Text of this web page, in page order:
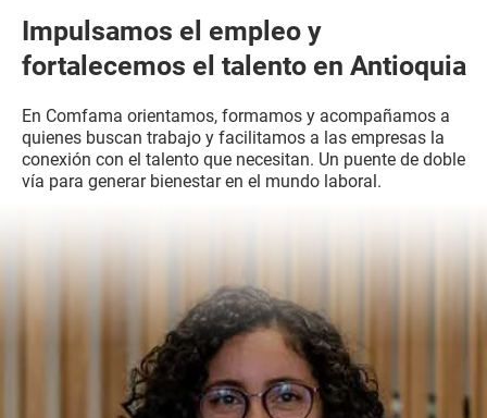
Impulsamos el empleo y
fortalecemos el talento en Antioquia
En Comfama orientamos, formamos y acompañamos a
quienes buscan trabajo y facilitamos a las empresas la
conexión con el talento que necesitan. Un puente de doble
vía para generar bienestar en el mundo laboral.